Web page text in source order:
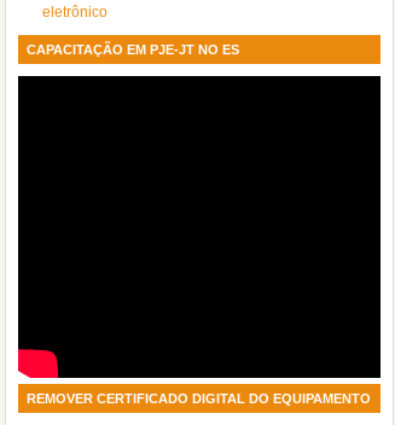
eletrônico
CAPACITAÇÃO EM PJE-JT NO ES
REMOVER CERTIFICADO DIGITAL DO EQUIPAMENTO